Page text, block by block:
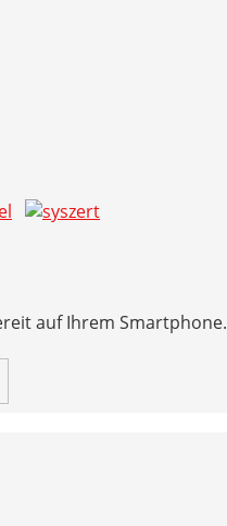
auf Ihrem Smartphone.